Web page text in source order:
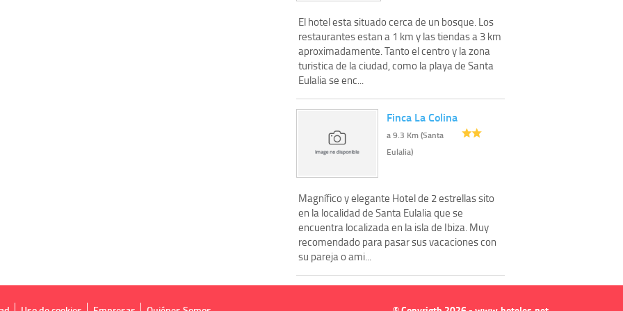
El hotel esta situado cerca de un bosque. Los
restaurantes estan a 1 km y las tiendas a 3 km
aproximadamente. Tanto el centro y la zona
turistica de la ciudad, como la playa de Santa
Eulalia se enc...
Finca La Colina
a 9.3 Km (Santa
Eulalia)
Magnífico y elegante Hotel de 2 estrellas sito
en la localidad de Santa Eulalia que se
encuentra localizada en la isla de Ibiza. Muy
recomendado para pasar sus vacaciones con
su pareja o ami...